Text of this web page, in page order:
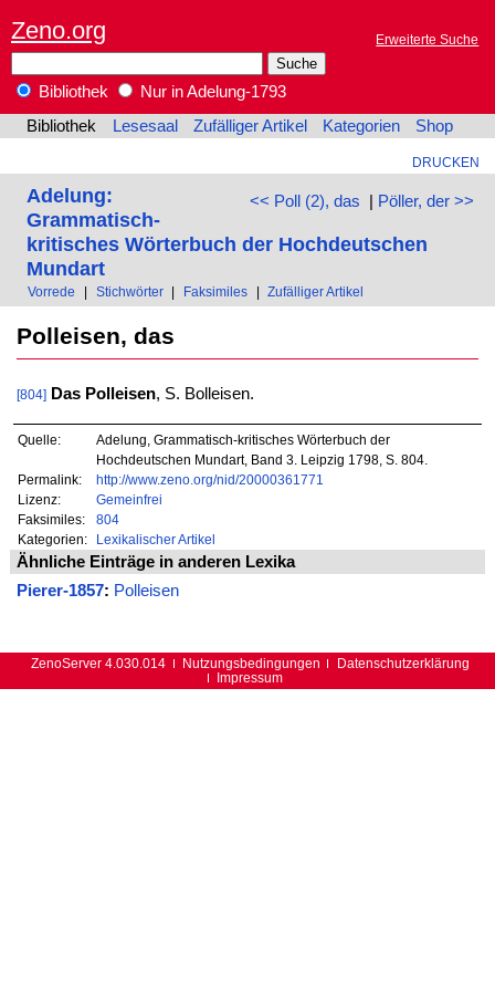
Zeno.org Erweiterte Suche
Bibliothek
Nur in Adelung-1793
Bibliothek
Lesesaal Zufälliger Artikel Kategorien Shop
DRUCKEN
<< Poll (2), das | Pöller, der >>
Adelung:
Grammatisch-
kritisches Wörterbuch der Hochdeutschen
Mundart
Vorrede Stichwörter Faksimiles Zufälliger Artikel
Polleisen, das
[804] Das Polleisen, S. Bolleisen.
Quelle:
Adelung, Grammatisch-kritisches Wörterbuch der
Hochdeutschen Mundart, Band 3. Leipzig 1798, S. 804.
Permalink:
http://www.zeno.org/nid/20000361771
Lizenz:
Gemeinfrei
Faksimiles:
804
Kategorien:
Lexikalischer Artikel
Ähnliche Einträge in anderen Lexika
Pierer-1857: Polleisen
ZenoServer 4.030.014 Nutzungsbedingungen
Datenschutzerklärung
Impressum